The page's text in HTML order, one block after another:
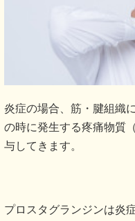
炎症の場合、筋・腱組織
の時に発生する疼痛物質（
与してきます。
プロスタグランジンは炎